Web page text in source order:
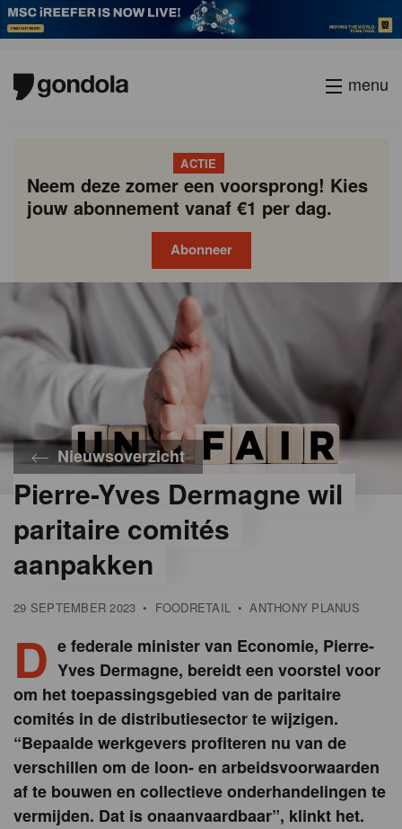
menu
ACTIE
Neem deze zomer een voorsprong! Kies
jouw abonnement vanaf €1 per dag.
Abonneer
Nieuwsoverzicht
Pierre-Yves Dermagne wil
paritaire comités
aanpakken
29 SEPTEMBER 2023 • FOODRETAIL • ANTHONY PLANUS
D e federale minister van Economie, Pierre-
Yves Dermagne, bereidt een voorstel voor
om het toepassingsgebied van de paritaire
comités in de distributiesector te wijzigen.
“Bepaalde werkgevers profiteren nu van de
verschillen om de loon- en arbeidsvoorwaarden
af te bouwen en collectieve onderhandelingen te
vermijden. Dat is onaanvaardbaar”, klinkt het.
Gondola
Gondola